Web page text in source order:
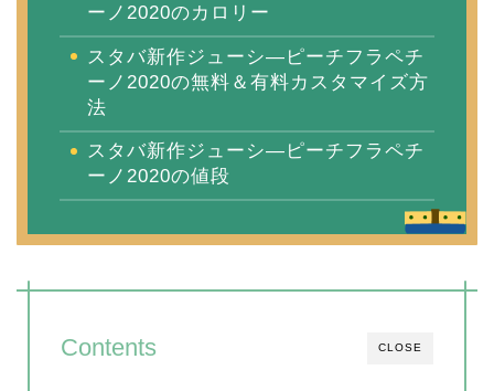
ーノ2020のカロリー
スタバ新作ジューシ―ピーチフラペチ
ーノ2020の無料＆有料カスタマイズ方
法
スタバ新作ジューシ―ピーチフラペチ
ーノ2020の値段
CLOSE
Contents